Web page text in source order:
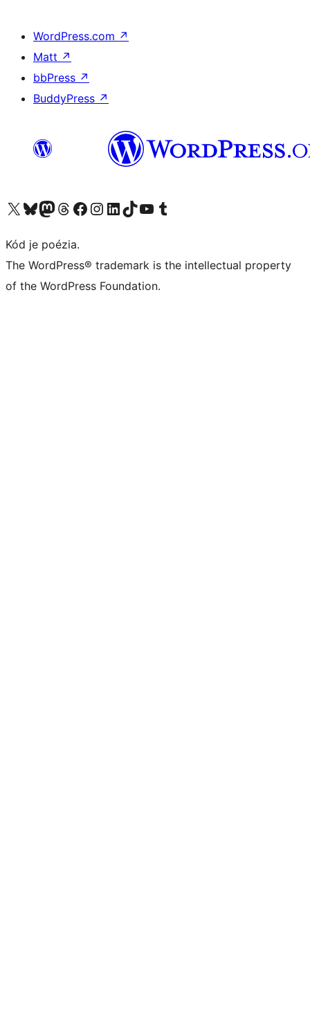
WordPress.com ↗
Matt ↗
bbPress ↗
BuddyPress ↗
Navštívte náš účet na X (predtým Twitter)
Navštívte náš účet na platforme Bluesky
Navštívte náš účet na Mastodone
Navštívte náš účet na platforme Threads
Navštívte našu stránku na Facebooku
Navštívte náš účet Instagram
Navštívte náš účet LinkedIn
Navštívte náš účet na platforme TikTok
Navštívte náš kanál YouTube
Navštívte náš účet na platforme Tumblr
Kód je poézia.
The WordPress® trademark is the intellectual property
of the WordPress Foundation.